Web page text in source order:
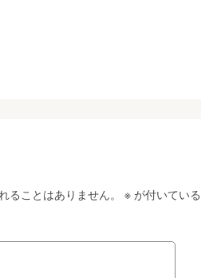
ることはありません。 ※ が付いている